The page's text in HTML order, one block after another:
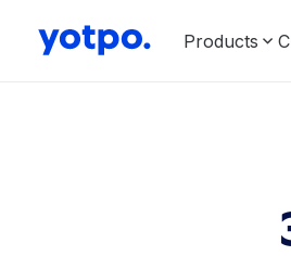
Products